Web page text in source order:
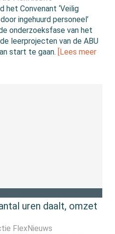
het Convenant ‘Veilig
ingehuurd personeel’
onderzoeksfase van het
leerprojecten van de ABU
start te gaan. [Lees meer
uren daalt, omzet
FlexNieuws